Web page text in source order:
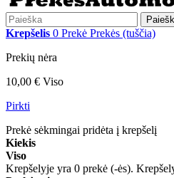
Krepšelis 0 Prekė Prekės (tuščia)
Prekių nėra
10,00 € Viso
Pirkti
Prekė sėkmingai pridėta į krepšelį
Kiekis
Viso
Krepšelyje yra 0 prekė (-ės).